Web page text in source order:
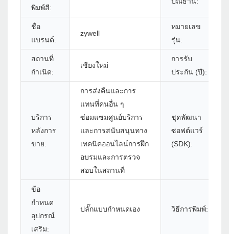
พิมพ์สี:
ชื่อ
แบรนด์:
zywell
หมายเลข
รุ่น:
สถานที่
กำเนิด:
เชียงใหม่
การรับ
ประกัน (ปี):
บริการ
หลังการ
ขาย:
การส่งคืนและการ
แทนที่คนอื่น ๆ
ซ่อมแซมศูนย์บริการ
และการสนับสนุนทาง
เทคนิคออนไลน์การฝึก
อบรมและการตรวจ
สอบในสถานที่
ชุดพัฒนา
ซอฟต์แวร์
(SDK):
ข้อ
กำหนด
อุปกรณ์
เสริม:
ปลั๊กแบบกำหนดเอง วิธีการพิมพ์: